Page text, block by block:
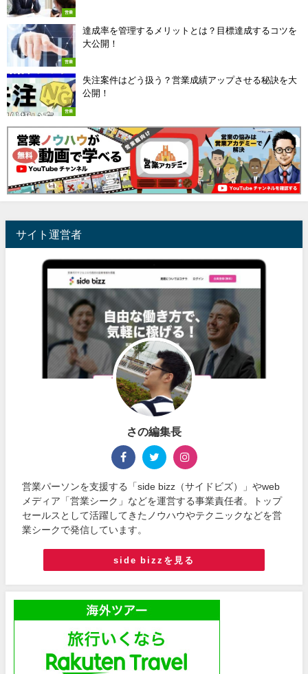
営業
営業
達成率を管理するメリットとは？目標達成するコツを
大公開！
営業
失注案件はどう扱う？営業成績アップさせる秘訣を大
公開！
サイト運営者
さの編集長
営業パーソンを支援する「side bizz（サイドビズ）」やweb
メディア「営業シーク」などを運営する事業責任者。トップ
セールスとして活躍してきたノウハウやテクニックなどを営
業シークで発信しています。
side bizzを見る